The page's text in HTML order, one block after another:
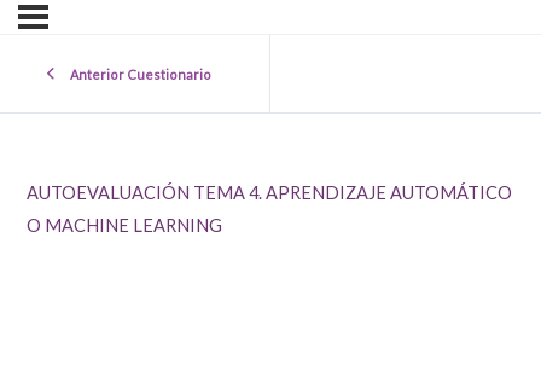
Anterior Cuestionario
AUTOEVALUACIÓN TEMA 4. APRENDIZAJE AUTOMÁTICO
O MACHINE LEARNING